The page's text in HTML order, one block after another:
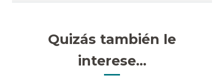
Quizás también le
interese...